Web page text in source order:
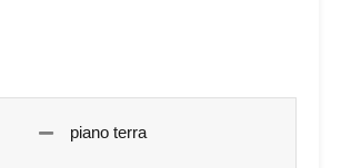
piano terra